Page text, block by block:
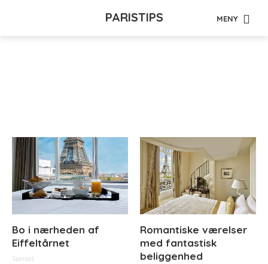
PARISTIPS MENY
Bo i nærheden af
Eiffeltårnet
Sponset
Romantiske værelser
med fantastisk
beliggenhed